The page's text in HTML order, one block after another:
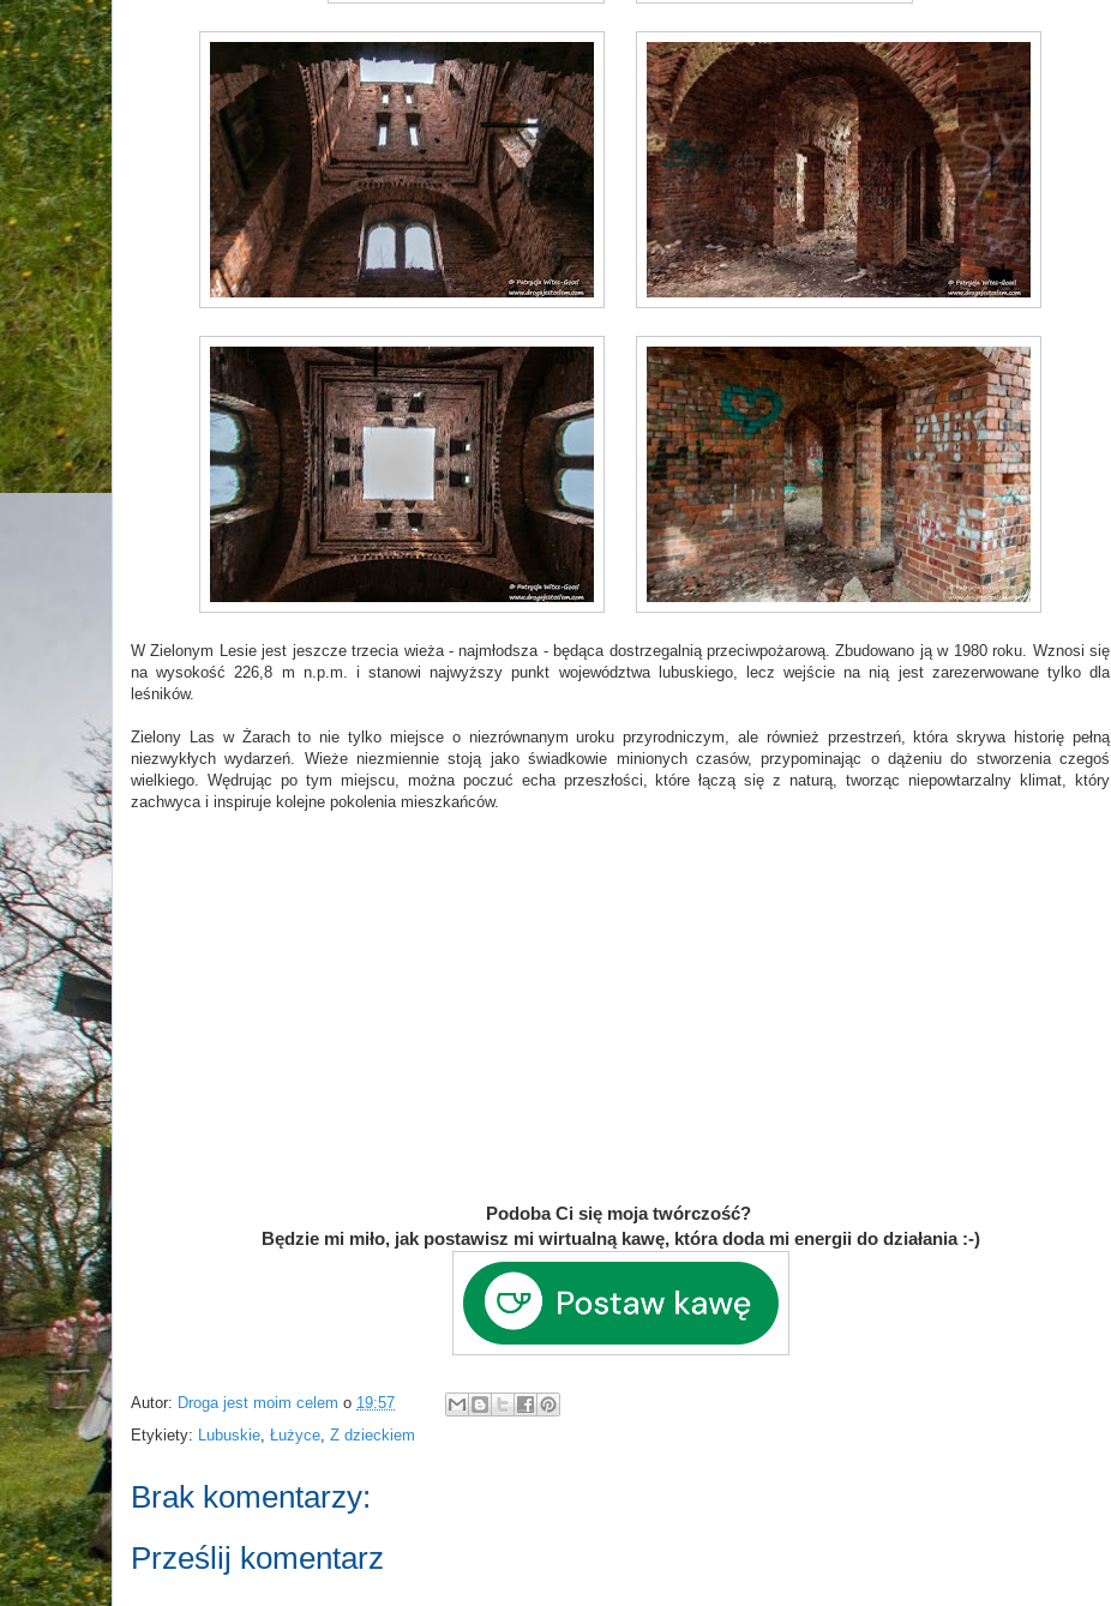
W Zielonym Lesie jest jeszcze trzecia wieża - najmłodsza - będąca dostrzegalnią przeciwpożarową. Zbudowano ją w 1980 roku. Wznosi się
na wysokość 226,8 m n.p.m. i stanowi najwyższy punkt województwa lubuskiego, lecz wejście na nią jest zarezerwowane tylko dla
leśników.
Zielony Las w Żarach to nie tylko miejsce o niezrównanym uroku przyrodniczym, ale również przestrzeń, która skrywa historię pełną
niezwykłych wydarzeń. Wieże niezmiennie stoją jako świadkowie minionych czasów, przypominając o dążeniu do stworzenia czegoś
wielkiego. Wędrując po tym miejscu, można poczuć echa przeszłości, które łączą się z naturą, tworząc niepowtarzalny klimat, który
zachwyca i inspiruje kolejne pokolenia mieszkańców.
Podoba Ci się moja twórczość?
Będzie mi miło, jak postawisz mi wirtualną kawę, która doda mi energii do działania :-)
Autor: Droga jest moim celem o 19:57
Etykiety: Lubuskie, Łużyce, Z dzieckiem
Brak komentarzy:
Prześlij komentarz